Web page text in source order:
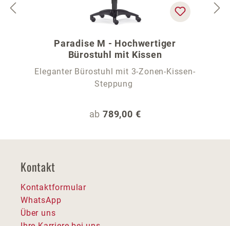
Paradise M - Hochwertiger
Bürostuhl mit Kissen
Eleganter Bürostuhl mit 3-Zonen-Kissen-
Steppung
Regulärer Preis:
ab 789,00 €
Kontakt
Kontaktformular
WhatsApp
Über uns